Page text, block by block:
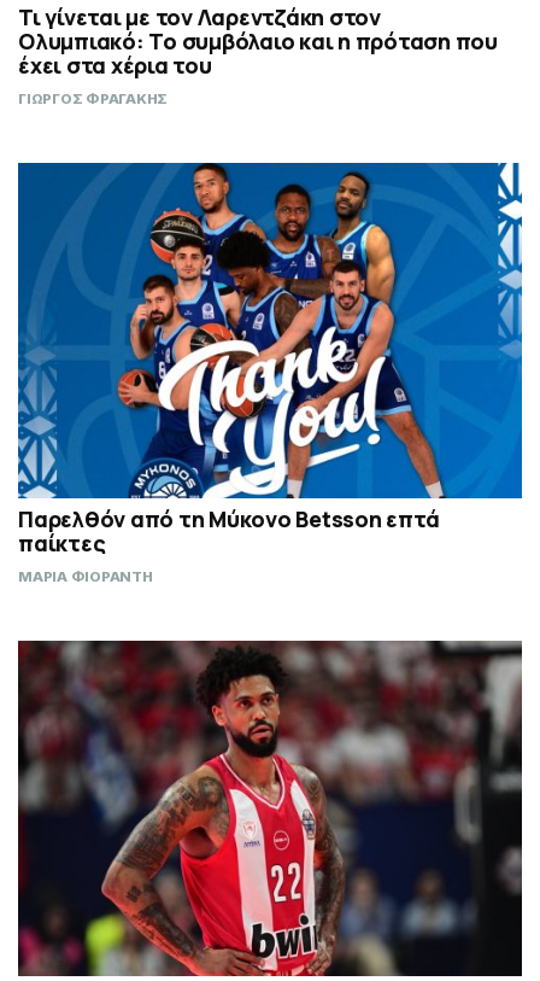
Τι γίνεται με τον Λαρεντζάκη στον
Ολυμπιακό: Το συμβόλαιο και η πρόταση που
έχει στα χέρια του
ΓΙΩΡΓΟΣ ΦΡΑΓΑΚΗΣ
Παρελθόν από τη Μύκονο Betsson επτά
παίκτες
ΜΑΡΙΑ ΦΙΟΡΑΝΤΗ